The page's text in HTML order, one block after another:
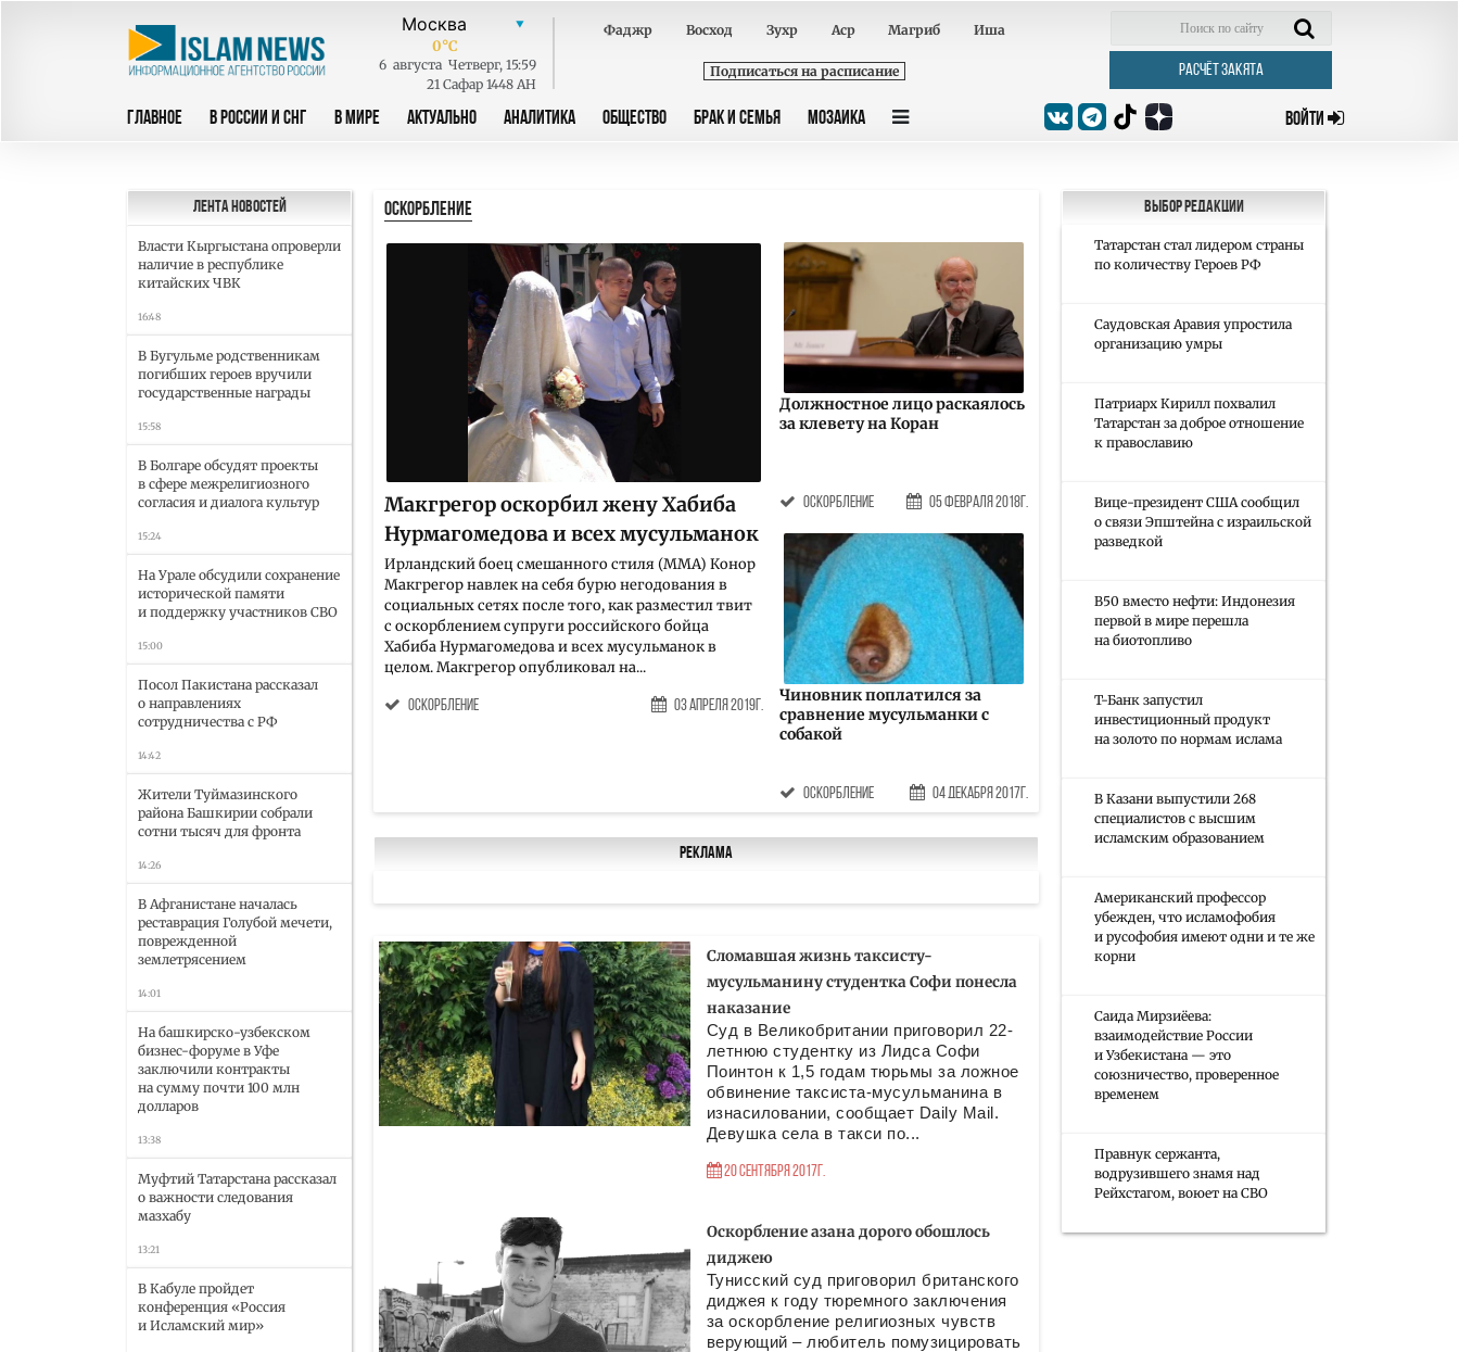
0°C
6 августа Четверг, 15:59
21 Сафар 1448 AH
Фаджр Восход Зухр Аср Магриб Иша
Подписаться на расписание РАСЧЁТ ЗАКЯТА
ГЛАВНОЕ В РОССИИ И СНГ В МИРЕ АКТУАЛЬНО АНАЛИТИКА ОБЩЕСТВО БРАК И СЕМЬЯ МОЗАИКА ВОЙТИ
Лента новостей
Власти Кыргыстана опроверли
наличие в республике
китайских ЧВК
16:48
В Бугульме родственникам
погибших героев вручили
государственные награды
15:58
В Болгаре обсудят проекты
в сфере межрелигиозного
согласия и диалога культур
15:24
На Урале обсудили сохранение
исторической памяти
и поддержку участников СВО
15:00
Посол Пакистана рассказал
о направлениях
сотрудничества с РФ
14:42
Жители Туймазинского
района Башкирии собрали
сотни тысяч для фронта
14:26
В Афганистане началась
реставрация Голубой мечети,
поврежденной
землетрясением
14:01
На башкирско-узбекском
бизнес-форуме в Уфе
заключили контракты
на сумму почти 100 млн
долларов
13:38
Муфтий Татарстана рассказал
о важности следования
мазхабу
13:21
В Кабуле пройдет
конференция «Россия
и Исламский мир»
ОСКОРБЛЕНИЕ
Макгрегор оскорбил жену Хабиба
Нурмагомедова и всех мусульманок
Ирландский боец смешанного стиля (ММА) Конор
Макгрегор навлек на себя бурю негодования в
социальных сетях после того, как разместил твит
с оскорблением супруги российского бойца
Хабиба Нурмагомедова и всех мусульманок в
целом. Макгрегор опубликовал на...
оскорбление 03 Апреля 2019г.
Должностное лицо раскаялось
за клевету на Коран
оскорбление 05 Февраля 2018г.
Чиновник поплатился за
сравнение мусульманки с
собакой
оскорбление 04 Декабря 2017г.
Реклама
Сломавшая жизнь таксисту-
мусульманину студентка Софи понесла
наказание
Суд в Великобритании приговорил 22-
летнюю студентку из Лидса Софи
Поинтон к 1,5 годам тюрьмы за ложное
обвинение таксиста-мусульманина в
изнасиловании, сообщает Daily Mail.
Девушка села в такси по...
20 Сентября 2017г.
Оскорбление азана дорого обошлось
диджею
Тунисский суд приговорил британского
диджея к году тюремного заключения
за оскорбление религиозных чувств
верующий – любитель помузицировать
Выбор редакции
Татарстан стал лидером страны
по количеству Героев РФ
Саудовская Аравия упростила
организацию умры
Патриарх Кирилл похвалил
Татарстан за доброе отношение
к православию
Вице-президент США сообщил
о связи Эпштейна с израильской
разведкой
B50 вместо нефти: Индонезия
первой в мире перешла
на биотопливо
Т-Банк запустил
инвестиционный продукт
на золото по нормам ислама
В Казани выпустили 268
специалистов с высшим
исламским образованием
Американский профессор
убежден, что исламофобия
и русофобия имеют одни и те же
корни
Саида Мирзиёева:
взаимодействие России
и Узбекистана — это
союзничество, проверенное
временем
Правнук сержанта,
водрузившего знамя над
Рейхстагом, воюет на СВО